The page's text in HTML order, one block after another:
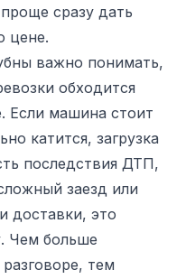
сразу дать
цене.
важно понимать,
обходится
Если машина стоит
катится, загрузка
последствия ДТП,
заезд или
доставки, это
Чем больше
тем